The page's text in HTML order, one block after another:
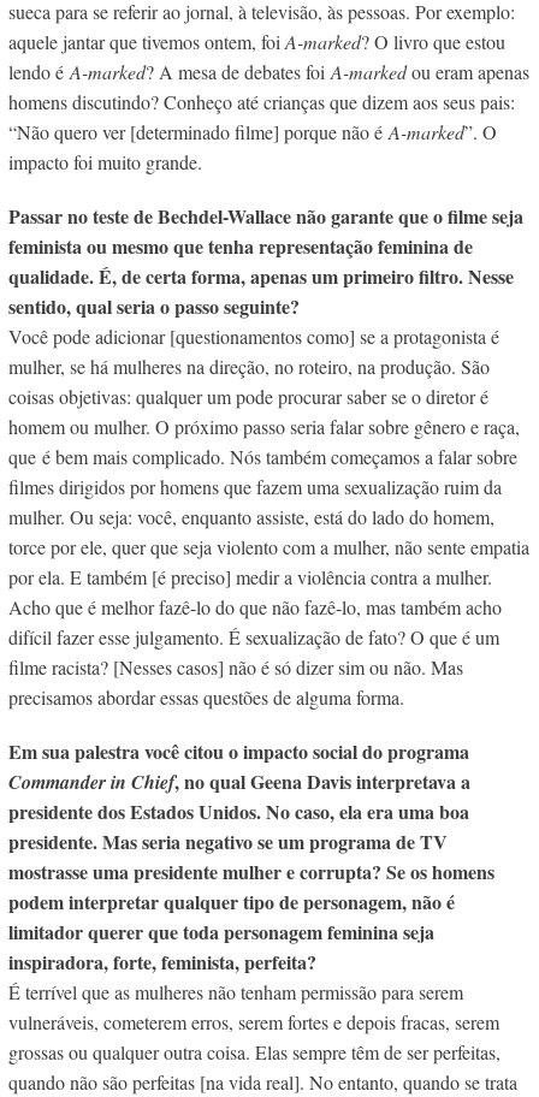
sueca para se referir ao jornal, à televisão, às pessoas. Por exemplo:
aquele jantar que tivemos ontem, foi A-marked? O livro que estou
lendo é A-marked? A mesa de debates foi A-markedou eram apenas
homens discutindo? Conheço até crianças que dizem aos seus pais:
“Não quero ver [determinado filme] porque não é A-marked”. O
impacto foi muito grande.
Passar no teste de Bechdel-Wallace não garante que o filme seja
feminista ou mesmo que tenha representação feminina de
qualidade. É, de certa forma, apenas um primeiro filtro. Nesse
sentido, qual seria o passo seguinte?
Você pode adicionar [questionamentos como] se a protagonista é
mulher, se há mulheres na direção, no roteiro, na produção. São
coisas objetivas: qualquer um pode procurar saber se o diretor é
homem ou mulher. O próximo passo seria falar sobre gênero e raça,
que é bem mais complicado. Nós também começamos a falar sobre
filmes dirigidos por homens que fazem uma sexualização ruim da
mulher. Ou seja: você, enquanto assiste, está do lado do homem,
torce por ele, quer que seja violento com a mulher, não sente empatia
por ela. E também [é preciso] medir a violência contra a mulher.
Acho que é melhor fazê-lo do que não fazê-lo, mas também acho
difícil fazer esse julgamento. É sexualização de fato? O que é um
filme racista? [Nesses casos] não é só dizer sim ou não. Mas
precisamos abordar essas questões de alguma forma.
Em sua palestra você citou o impacto social do programa
Commander in Chief, no qual Geena Davis interpretava a
presidente dos Estados Unidos. No caso, ela era uma boa
presidente. Mas seria negativo se um programa de TV
mostrasse uma presidente mulher e corrupta? Se os homens
podem interpretar qualquer tipo de personagem, não é
limitador querer que toda personagem feminina seja
inspiradora, forte, feminista, perfeita?
É terrível que as mulheres não tenham permissão para serem
vulneráveis, cometerem erros, serem fortes e depois fracas, serem
grossas ou qualquer outra coisa. Elas sempre têm de ser perfeitas,
quando não são perfeitas [na vida real]. No entanto, quando se trata